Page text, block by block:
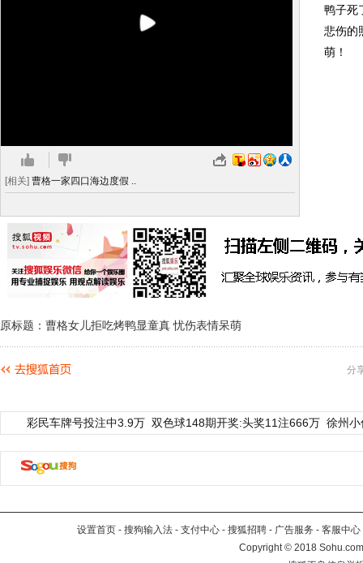
[相关] 曹格一家四口海边度假 ..
鸭子死
悲伤的
萌！
原标题：曹格女儿拒吃烤鸭显童真 忧伤表情呆萌
分
彩民车牌号投注中3.9万 双色球148期开奖:头奖11注666万 徐州
设置首页 - 搜狗输入法 - 支付中心 - 搜狐招聘 - 广告服务 - 客服中心
Copyright©2018